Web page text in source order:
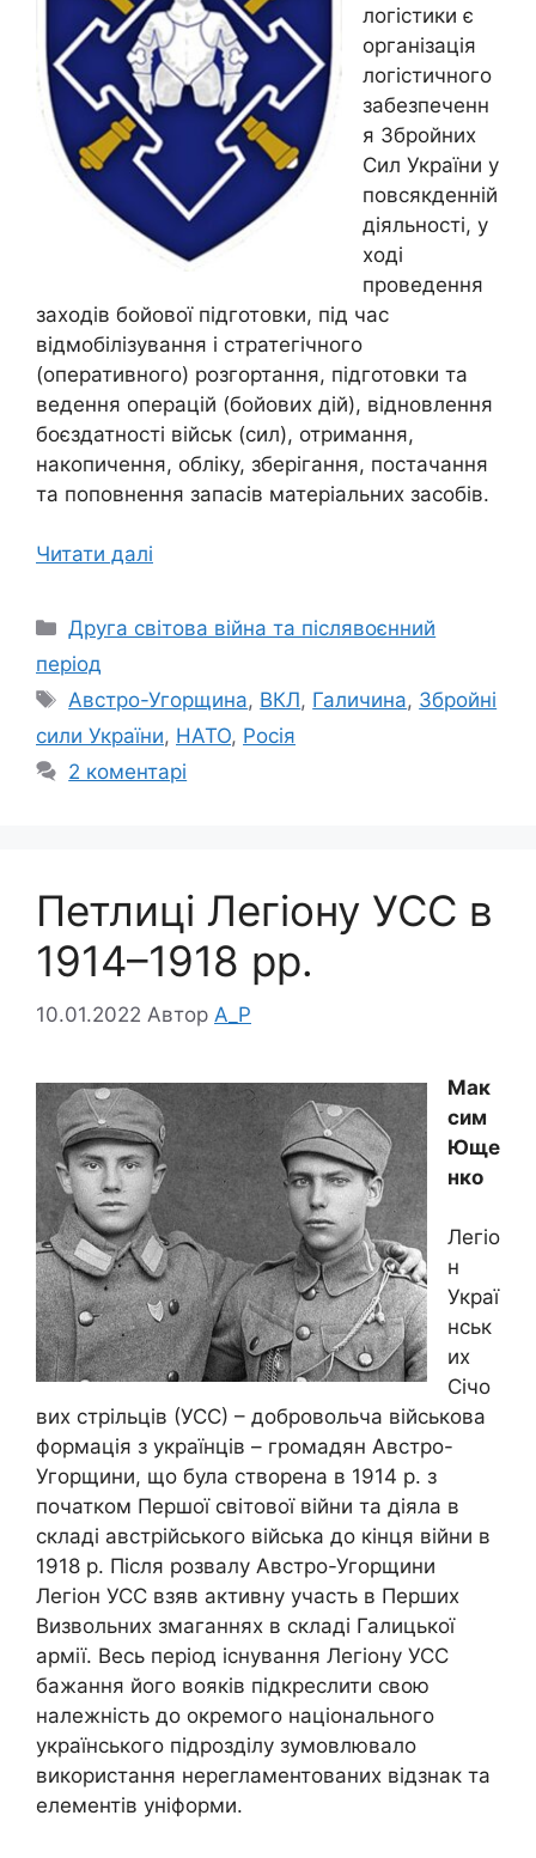
логістики є
організація
логістичного
забезпеченн
я Збройних
Сил України у
повсякденній
діяльності, у
ході
проведення
заходів бойової підготовки, під час
відмобілізування і стратегічного
(оперативного) розгортання, підготовки та
ведення операцій (бойових дій), відновлення
боєздатності військ (сил), отримання,
накопичення, обліку, зберігання, постачання
та поповнення запасів матеріальних засобів.
Читати далі
Категорії
Друга світова війна та післявоєнний
період
Позначки
Австро-Угорщина, ВКЛ, Галичина, Збройні
сили України, НАТО, Росія
2 коментарі
Петлиці Легіону УСС в
1914–1918 рр.
10.01.2022 Автор A_P
Мак
сим
Юще
нко
Легіо
н
Украї
нськ
их
Січо
вих стрільців (УСС) – добровольча військова
формація з українців – громадян Австро-
Угорщини, що була створена в 1914 р. з
початком Першої світової війни та діяла в
складі австрійського війська до кінця війни в
1918 р. Після розвалу Австро-Угорщини
Легіон УСС взяв активну участь в Перших
Визвольних змаганнях в складі Галицької
армії. Весь період існування Легіону УСС
бажання його вояків підкреслити свою
належність до окремого національного
українського підрозділу зумовлювало
використання нерегламентованих відзнак та
елементів уніформи.